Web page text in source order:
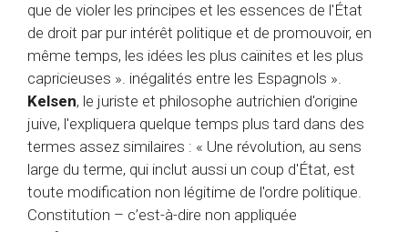
que de violer les principes et les essences de l'État
de droit par pur intérêt politique et de promouvoir, en
même temps, les idées les plus caïnites et les plus
capricieuses ». inégalités entre les Espagnols ».
Kelsen, le juriste et philosophe autrichien d'origine
juive, l'expliquera quelque temps plus tard dans des
termes assez similaires : « Une révolution, au sens
large du terme, qui inclut aussi un coup d'État, est
toute modification non légitime de l'ordre politique.
Constitution – c’est-à-dire non appliquée